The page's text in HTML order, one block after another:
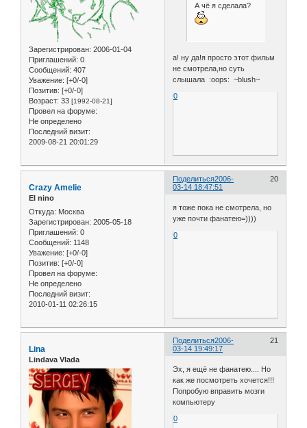
Зарегистрирован: 2006-01-04
Приглашений: 0
Сообщений: 407
Уважение: [+0/-0]
Позитив: [+0/-0]
Возраст: 33 [1992-08-21]
Провел на форуме:
Не определено
Последний визит:
2009-08-21 20:01:29
А чё я сделала?
а! ну да!я просто этот фильм
не смотрела,но суть
слышала :oops: ~blush~
0
Поделиться 20
2006-
03-14 18:47:51
Crazy Amelie
El nino
Откуда: Москва
Зарегистрирован: 2005-05-18
Приглашений: 0
Сообщений: 1148
Уважение: [+0/-0]
Позитив: [+0/-0]
Провел на форуме:
Не определено
Последний визит:
2010-01-11 02:26:15
я тоже пока не смотрела, но
уже почти фанатею=))))
0
Поделиться 21
2006-
03-14 19:49:17
Lina
Lindava Vlada
Эх, я ещё не фанатею.... Но
как же посмотреть хочется!!!
Попробую вправить мозги
компьютеру
0